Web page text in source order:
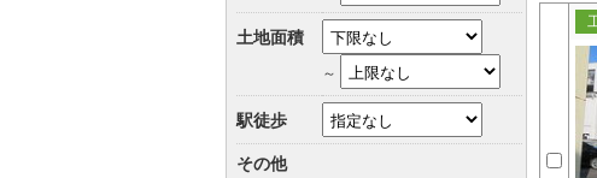
土地面積
～
駅徒歩
その他